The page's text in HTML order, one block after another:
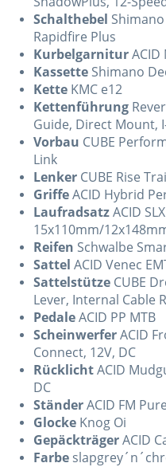
Schalthebel
Rapidfire Plus
KurbelgarniturACID
Kassette Shimano
Kette KMC e12
Kettenführung
Guide, Direct Mount,
Vorbau CUBE
Link
Lenker CUBE Rise
GriffeACID Hybrid
LaufradsatzACID
15x110mm/
Reifen Schwalbe
Sattel ACID Venec
Sattelstütze CUBE
Lever, Internal Cable
PedaleACID PP MTB
ScheinwerferACID
Connect, 12V, DC
RücklichtACID
DC
StänderACID FM
Glocke Knog Oi
GepäckträgerACID
Farbe